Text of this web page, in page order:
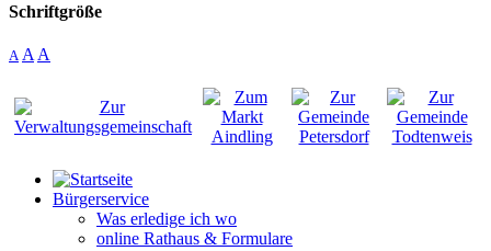
Schriftgröße
A A A
Bürgerservice
Was erledige ich wo
online Rathaus & Formulare